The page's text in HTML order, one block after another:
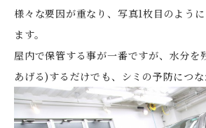
様々な要因が重なり、写真1枚目のよう
ます。
屋内で保管する事が一番ですが、水分を
あげる)するだけでも、シミの予防につな